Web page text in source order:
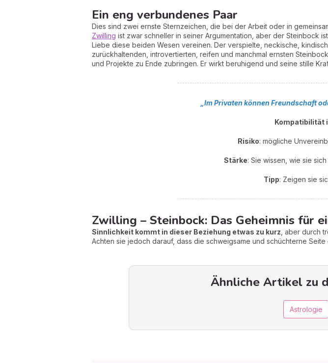
Ein eng verbundenes Paar
Dies sind zwei ernste Sternzeichen, die bei der Arbeit oder in
Zwilling ist zwar schneller in seiner Argumentation, aber der Steinbock
Liebe diese beiden Wesen vereinen. Der verspielte, neckische,
zurückhaltenden, introvertierten, reifen und manchmal ernsten
und Projekte zu Ende zubringen. Er wirkt beruhigend und seine stille
„Im Privaten können Freundschaft
Kompatibilität
Risiko: mögliche
Stärke: Sie wissen, wie sie
Tipp: Zeigen sie
Zwilling – Steinbock: Das Geheimnis für
Sinnlichkeit kommt in dieser Beziehung etwas zu kurz , aber durch
Achten sie jedoch darauf, dass die schweigsame und schüchterne
Ähnliche Artikel zu
Astrologie